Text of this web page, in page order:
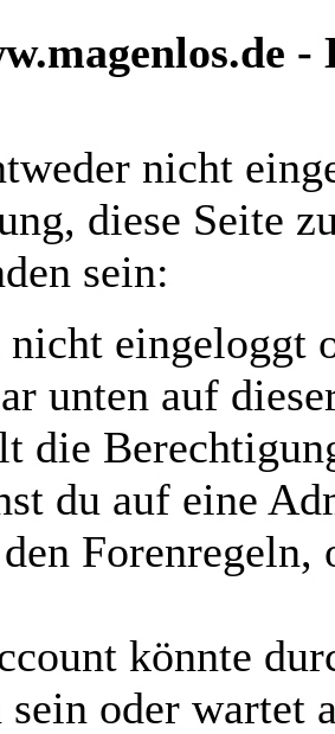
-
nicht
diese Seite
sein:
eingeloggt
unten auf
die
du auf eine
Forenregeln,
könnte
sein oder wartet